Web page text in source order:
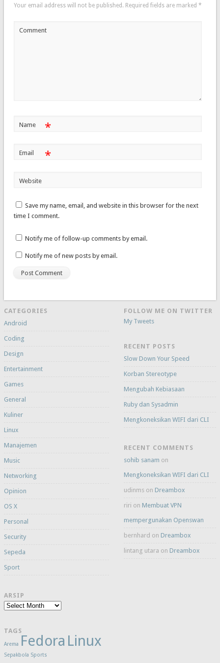
Your email address will not be published. Required fields are marked *
Comment
Name *
Email *
Website
Save my name, email, and website in this browser for the next
time I comment.
Notify me of follow-up comments by email.
Notify me of new posts by email.
CATEGORIES
Android
Coding
Design
Entertainment
Games
General
Kuliner
Linux
Manajemen
Music
Networking
Opinion
OS X
Personal
Security
Sepeda
Sport
ARSIP
Arsip
TAGS
Arema Fedora Linux
Sepakbola Sports
FOLLOW ME ON TWITTER
My Tweets
RECENT POSTS
Slow Down Your Speed
Korban Stereotype
Mengubah Kebiasaan
Ruby dan Sysadmin
Mengkoneksikan WIFI dari CLI
RECENT COMMENTS
sohib sanam on
Mengkoneksikan WIFI dari CLI
udinms on Dreambox
riri on Membuat VPN
mempergunakan Openswan
bernhard on Dreambox
lintang utara on Dreambox